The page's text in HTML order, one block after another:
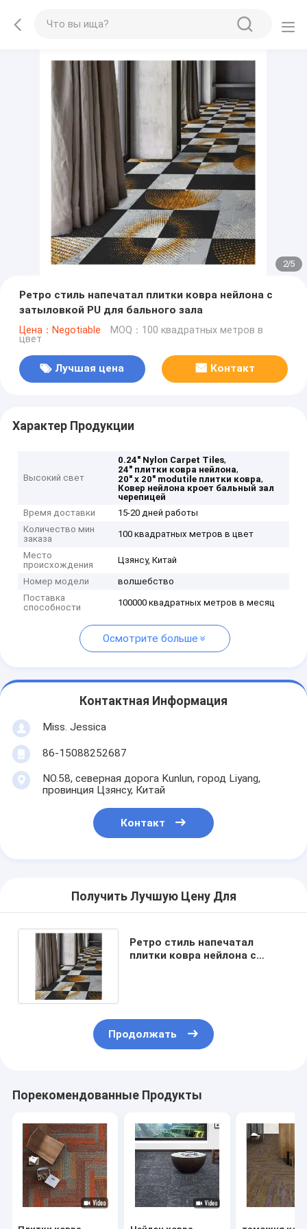
2/5
Ретро стиль напечатал плитки ковра нейлона с
затыловкой PU для бального зала
Цена：Negotiable MOQ：100 квадратных метров в
цвет
Лучшая цена Контакт
Характер Продукции
Высокий свет
0.24" Nylon Carpet Tiles,
24" плитки ковра нейлона,
20" x 20" modutile плитки ковра,
Ковер нейлона кроет бальный зал
черепицей
Время доставки
15-20 дней работы
Количество мин
заказа
100 квадратных метров в цвет
Место
происхождения
Цзянсу, Китай
Номер модели
волшебство
Поставка
способности
100000 квадратных метров в месяц
Осмотрите больше
Контактная Информация
Miss. Jessica
86-15088252687
NO.58, северная дорога Kunlun, город Liyang,
провинция Цзянсу, Китай
Контакт
Получить Лучшую Цену Для
Ретро стиль напечатал
плитки ковра нейлона с
Продолжать
Порекомендованные Продукты